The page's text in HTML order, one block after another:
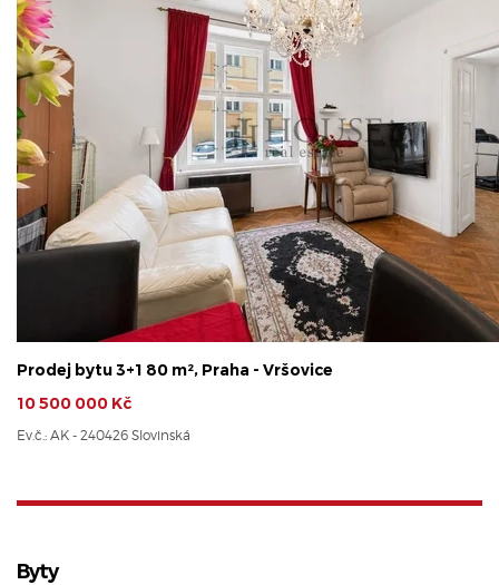
Prodej bytu 3+1 80 m², Praha - Vršovice
10 500 000 Kč
Ev.č.: AK - 240426 Slovinská
Byty